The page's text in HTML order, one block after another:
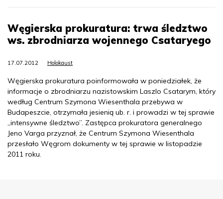
Węgierska prokuratura: trwa śledztwo
ws. zbrodniarza wojennego Csataryego
17.07.2012 Holokaust
Węgierska prokuratura poinformowała w poniedziałek, że
informacje o zbrodniarzu nazistowskim Laszlo Csatarym, który
według Centrum Szymona Wiesenthala przebywa w
Budapeszcie, otrzymała jesienią ub. r. i prowadzi w tej sprawie
„intensywne śledztwo”. Zastępca prokuratora generalnego
Jeno Varga przyznał, że Centrum Szymona Wiesenthala
przesłało Węgrom dokumenty w tej sprawie w listopadzie
2011 roku.